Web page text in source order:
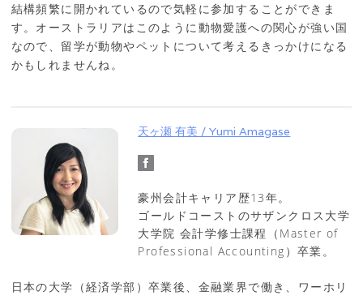
結構頻繁に開かれているので気軽に参加することができま
す。オーストラリアはこのように動物愛護への関心が強い国
なので、留学が動物やペットについて考えるきっかけになる
かもしれませんね。
天ヶ瀬 有美 / Yumi Amagase
豪州会計キャリア歴13年。
ゴールドコーストのサザンクロス大学
大学院 会計学修士課程（Master of
Professional Accounting）卒業。
日本の大学（経済学部）卒業後、金融業界で働き、ワーホリ